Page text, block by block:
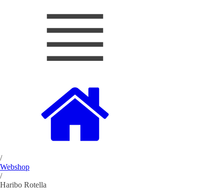
/
Webshop
/
Haribo Rotella